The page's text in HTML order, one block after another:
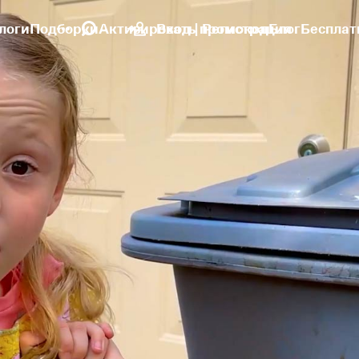
ПодборкиАктивировать промокодБлог
Вход | Регистрация